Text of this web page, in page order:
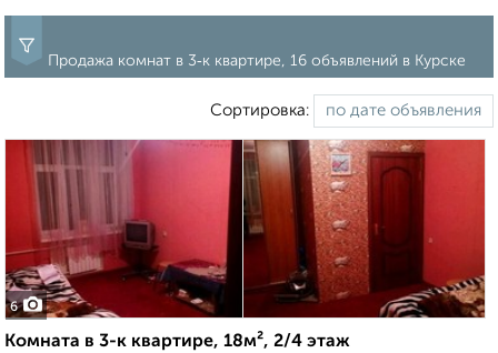
Продажа комнат в 3‑к квартире, 16 объявлений в Курске
Сортировка:
6
Комната в 3-к квартире, 18м², 2/4 этаж